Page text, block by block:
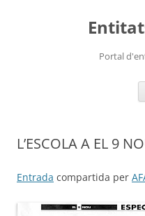
Portal
L’ESCOLA A EL 9
Entrada compartida per